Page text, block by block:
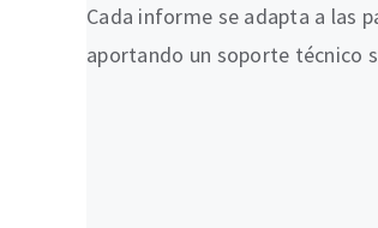
Cada informe se adapta a las
aportando un soporte técnico